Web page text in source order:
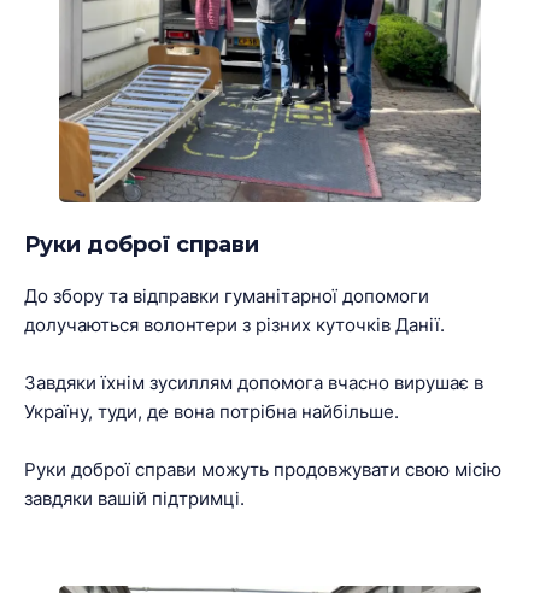
Руки доброї справи
До збору та відправки гуманітарної допомоги
долучаються волонтери з різних куточків Данії.
Завдяки їхнім зусиллям допомога вчасно вирушає в
Україну, туди, де вона потрібна найбільше.
Руки доброї справи можуть продовжувати свою місію
завдяки вашій підтримці.